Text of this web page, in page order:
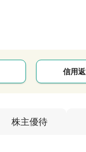
信用
株主優待